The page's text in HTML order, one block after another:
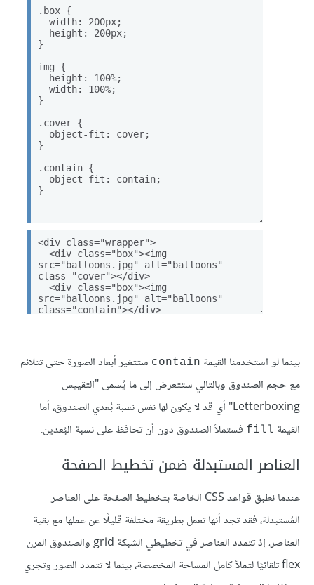
بينما لو استخدمنا القيمة contain ستتغير أبعاد الصورة حتى تتلائم
مع حجم الصندوق وبالتالي ستتعرض إلى ما يُسمى "التقييس
Letterboxing" أي قد لا يكون لها نفس نسبة بُعدي الصندوق، أما
القيمة fill فستملأ الصندوق دون أن تحافظ على نسبة البُعدين.
العناصر المستبدلة ضمن تخطيط الصفحة
عندما نطبق قواعد CSS الخاصة بتخطيط الصفحة على العناصر
المُستبدلة، فقد تجد أنها تعمل بطريقة مختلفة قليلًا عن عملها مع بقية
العناصر، إذ تتمدد العناصر في تخطيطي الشبكة grid والصندوق المرن
flex تلقائيًا لتملأ كامل المساحة المخصصة، بينما لا تتمدد الصور وتجري